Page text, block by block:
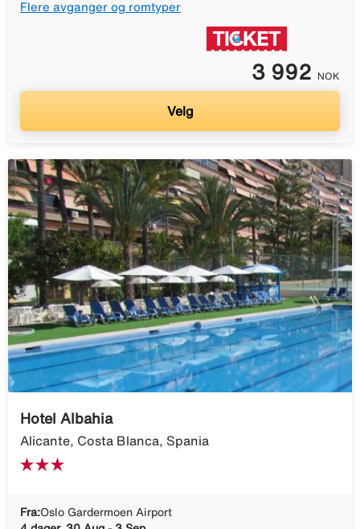
Flere avganger og romtyper
3 992 NOK
Velg
Hotel Albahia
Alicante, Costa Blanca, Spania
Fra:Oslo Gardermoen Airport